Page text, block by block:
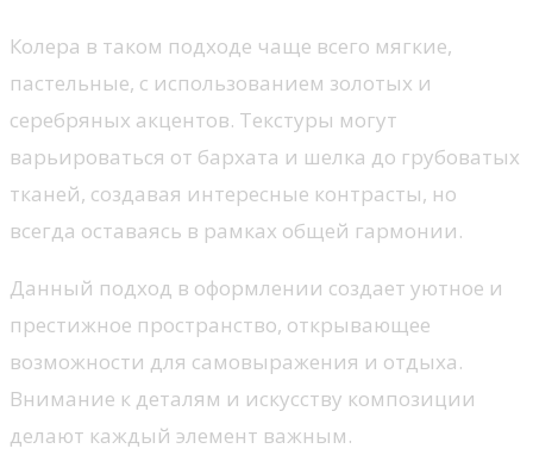
Колера в таком подходе чаще всего мягкие,
пастельные, с использованием золотых и
серебряных акцентов. Текстуры могут
варьироваться от бархата и шелка до грубоватых
тканей, создавая интересные контрасты, но
всегда оставаясь в рамках общей гармонии.
Данный подход в оформлении создает уютное и
престижное пространство, открывающее
возможности для самовыражения и отдыха.
Внимание к деталям и искусству композиции
делают каждый элемент важным.